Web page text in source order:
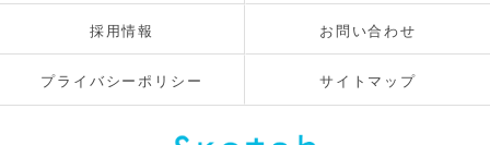
採用情報 お問い合わせ
プライバシーポリシー サイトマップ